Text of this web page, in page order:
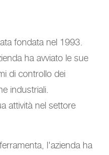
fondata nel 1993.
ha avviato le sue
di controllo dei
industriali.
attività nel settore
l'azienda ha